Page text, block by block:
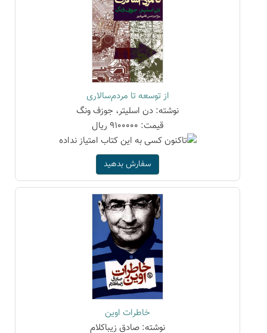
از توسعه تا مردم‌سالاری
نوشته: دن اسلیتر، جوزف ونگ
قیمت: 9100000 ریال
سفارش بدهید
خاطرات اوین
نوشته: صادق زیباکلام